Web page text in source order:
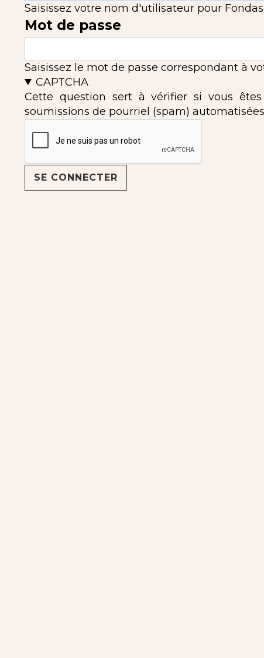
Saisissez votre nom d'utilisateur pour
Mot de passe
Saisissez le mot de passe correspondant à
CAPTCHA
Cette question sert à vérifier si vous
soumissions de pourriel (spam)